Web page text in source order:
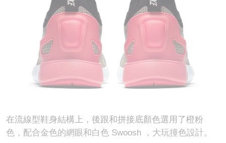
在流線型鞋身結構上，後跟和拼接底顏色選用了橙粉
色，配合金色的網眼和白色 Swoosh ，大玩撞色設計。